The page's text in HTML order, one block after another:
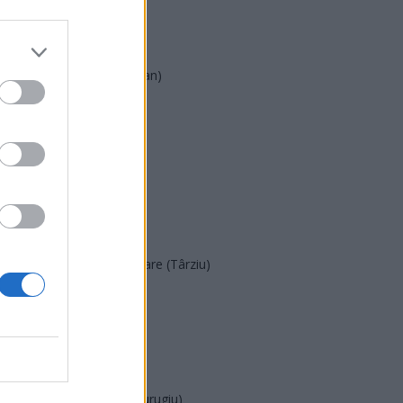
UDMR
PMP (Tomac)
Forța Dreptei (L. Orban)
PNȚMM
SENS
POT (Gavrilă)
Acțiunea Conservatoare (Târziu)
PDF (Lazarus)
Partidul Patrioților (Surugiu)